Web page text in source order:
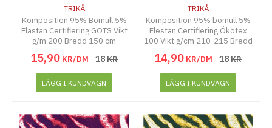
TRIKÅ
Komposition 95% Bomull 5%
Elastan Certifiering GOTS Vikt
g/m 200 Bredd 150 cm
15,90 KR/DM 18KR
LÄGG I KUNDVAGN
TRIKÅ
Komposition 95% bomull 5%
Elestan Certifiering Ökotex
100 Vikt g/cm 210-215 Bredd
14,90 KR/DM 18KR
LÄGG I KUNDVAGN